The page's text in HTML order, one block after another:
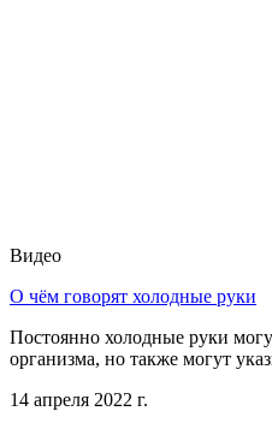
Видео
О чём говорят холодные руки
Постоянно холодные руки
организма, но также могут
14 апреля 2022 г.